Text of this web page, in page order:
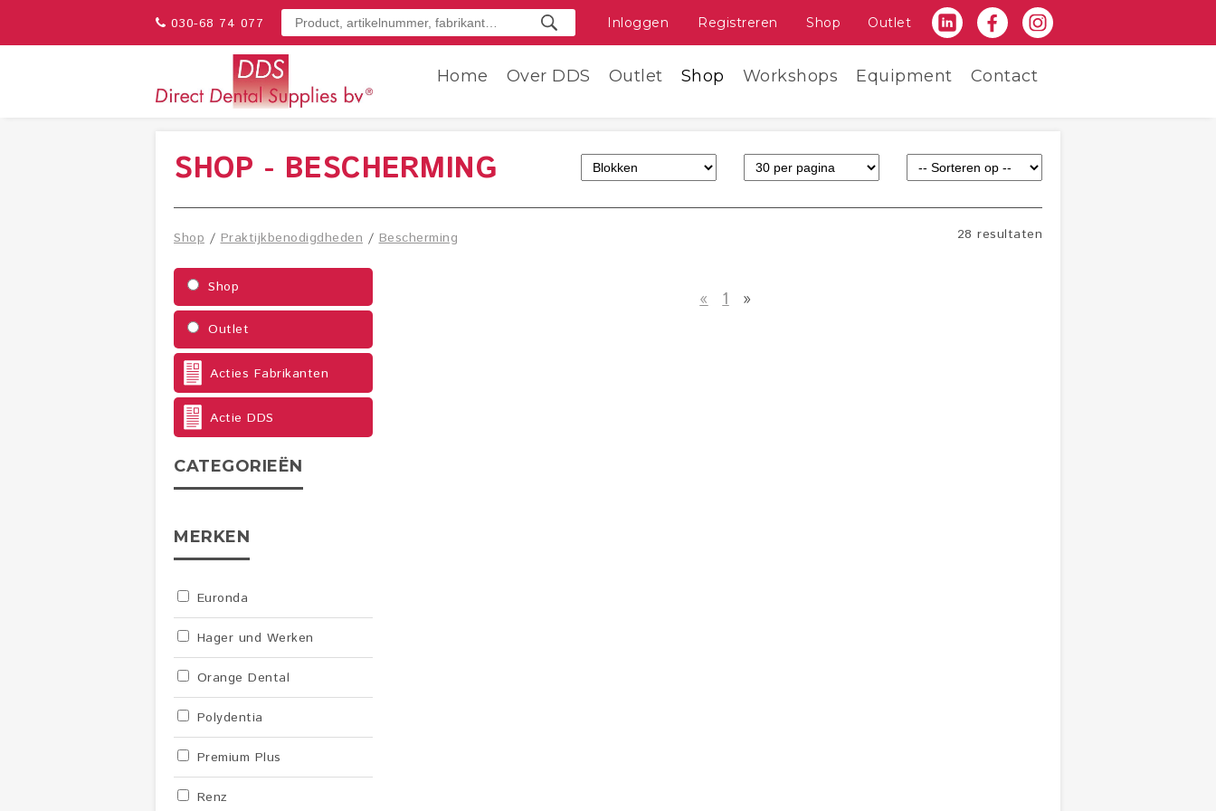
030-68 74 077 Inloggen Registreren Shop Outlet
Home Over DDS Outlet Shop Workshops Equipment Contact
SHOP - BESCHERMING
28 resultaten
Shop /Praktijkbenodigdheden /Bescherming
Shop
Outlet
Acties Fabrikanten
Actie DDS
CATEGORIEËN
MERKEN
Euronda
Hager und Werken
Orange Dental
Polydentia
Premium Plus
Renz
« 1 »